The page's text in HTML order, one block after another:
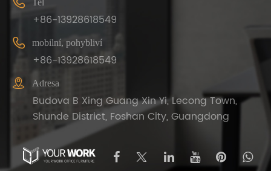
Tel
+86-13928618549
 mobilní, pohybliví
+86-13928618549
 Adresa
Budova B Xing Guang Xin Yi, Lecong Town,
Shunde District, Foshan City, Guangdong